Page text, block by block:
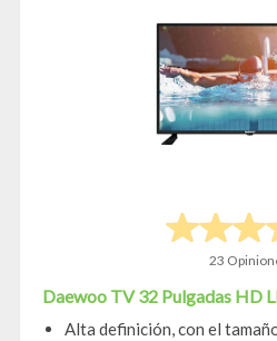
23
Daewoo TV 32 Pulgadas HD
Alta definición, con el